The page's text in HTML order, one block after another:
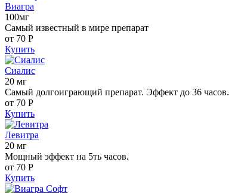
Виагра
100мг
Самый известный в мире препарат
от 70 Р
Купить
Сиалис
20 мг
Самый долгоиграющий препарат. Эффект до 36 часов.
от 70 Р
Купить
Левитра
20 мг
Мощный эффект на 5ть часов.
от 70 Р
Купить